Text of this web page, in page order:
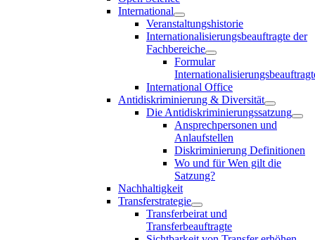
International
Veranstaltungshistorie
Internationalisierungsbeauftragte der
Fachbereiche
Formular
International Office
Antidiskriminierung & Diversität
Die Antidiskriminierungssatzung
Ansprechpersonen und
Anlaufstellen
Diskriminierung Definitionen
Wo und für Wen gilt die
Satzung?
Nachhaltigkeit
Transferstrategie
Transferbeirat und
Transferbeauftragte